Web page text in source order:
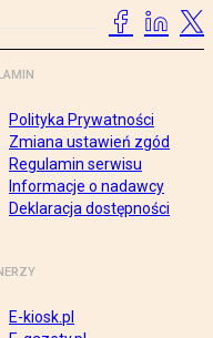
Polityka Prywatności
Zmiana ustawień zgód
Regulamin serwisu
Informacje o nadawcy
Deklaracja dostępności
E-kiosk.pl